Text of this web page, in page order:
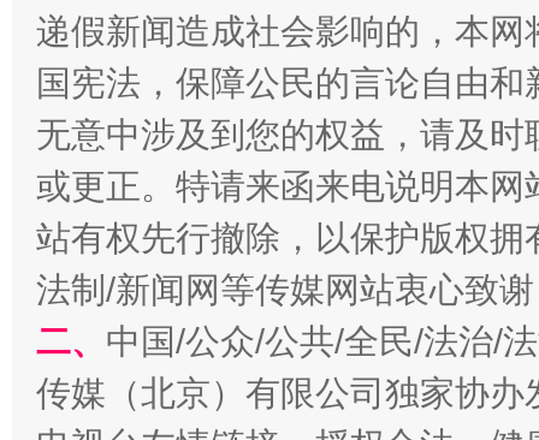
揭开“小金库”的免责幌子
递假新闻造成社会影响的，本
国宪法，保障公民的言论自由
无意中涉及到您的权益，请及
或更正。特请来函来电说明本
站有权先行撤除，以保护版权
法制/新闻网等传媒网站衷心致
二、 中国/公众/公共/全民/法治/
传媒（北京）有限公司独家协